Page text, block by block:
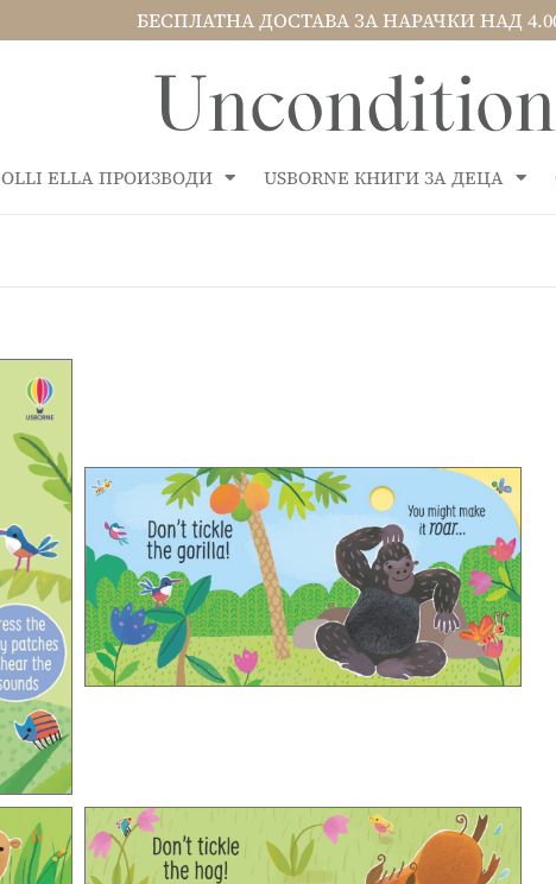
БЕСПЛАТНА ДОСТАВА ЗА НАРАЧКИ НАД
OLLI ELLA ПРОИЗВОДИ USBORNE КНИГИ ЗА ДЕЦА